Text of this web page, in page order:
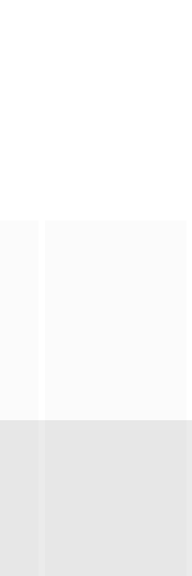
伊 饰）在一次数百万美元